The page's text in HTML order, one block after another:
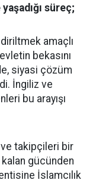
süreç;
amaçlı
bekasını
siyasi çözüm
İngiliz ve
bu arayışı
ve takipçileri bir
gücünden
İslamcılık